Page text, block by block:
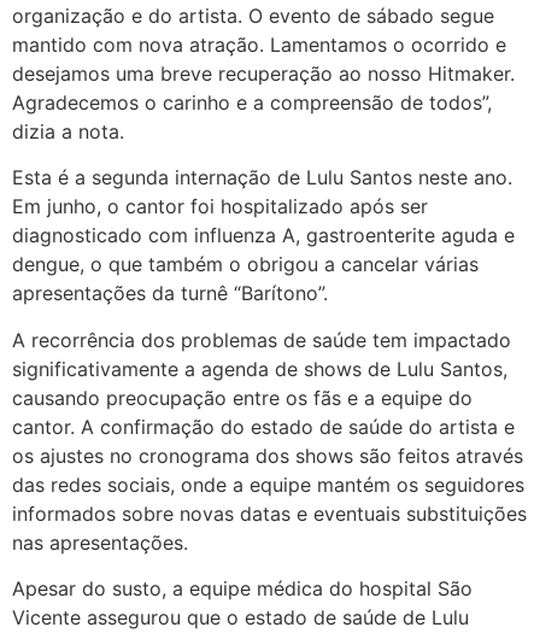
organização e do artista. O evento de sábado segue
mantido com nova atração. Lamentamos o ocorrido e
desejamos uma breve recuperação ao nosso Hitmaker.
Agradecemos o carinho e a compreensão de todos”,
dizia a nota.
Esta é a segunda internação de Lulu Santos neste ano.
Em junho, o cantor foi hospitalizado após ser
diagnosticado com influenza A, gastroenterite aguda e
dengue, o que também o obrigou a cancelar várias
apresentações da turnê “Barítono”.
A recorrência dos problemas de saúde tem impactado
significativamente a agenda de shows de Lulu Santos,
causando preocupação entre os fãs e a equipe do
cantor. A confirmação do estado de saúde do artista e
os ajustes no cronograma dos shows são feitos através
das redes sociais, onde a equipe mantém os seguidores
informados sobre novas datas e eventuais substituições
nas apresentações.
Apesar do susto, a equipe médica do hospital São
Vicente assegurou que o estado de saúde de Lulu